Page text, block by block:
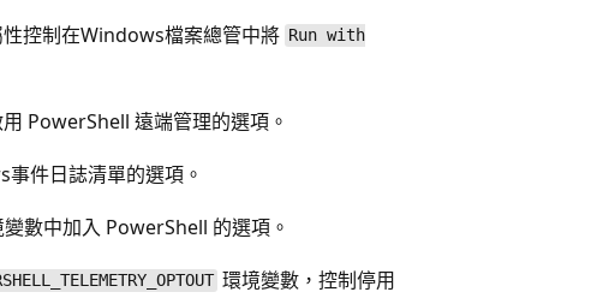
控制在Windows檔案總管中將 Run with
PowerShell 遠端管理的選項。
件日誌清單的選項。
數中加入 PowerShell 的選項。
環境變數，控制停用